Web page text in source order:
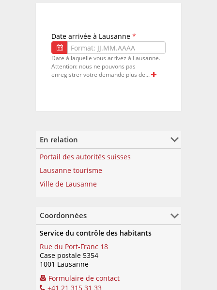
Date arrivée à Lausanne
Date à laquelle vous arrivez à Lausanne.
Attention: nous ne pouvons pas
enregistrer votre demande plus de...
En relation
Portail des autorités suisses
Lausanne tourisme
Ville de Lausanne
Coordonnées
Service du contrôle des habitants
Rue du Port-Franc 18
Case postale 5354
1001 Lausanne
Formulaire de contact
+41 21 315 31 33